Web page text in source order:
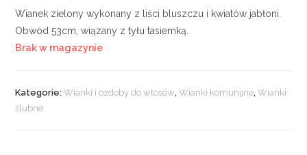
Wianek zielony wykonany z liści bluszczu i kwiatów jabłoni.
Obwód 53cm, wiązany z tyłu tasiemką.
Brak w magazynie
Kategorie:Wianki i ozdoby do włosów,Wianki komunijne,Wianki
ślubne